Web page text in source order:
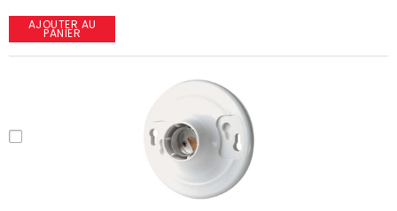
AJOUTER AU
PANIER